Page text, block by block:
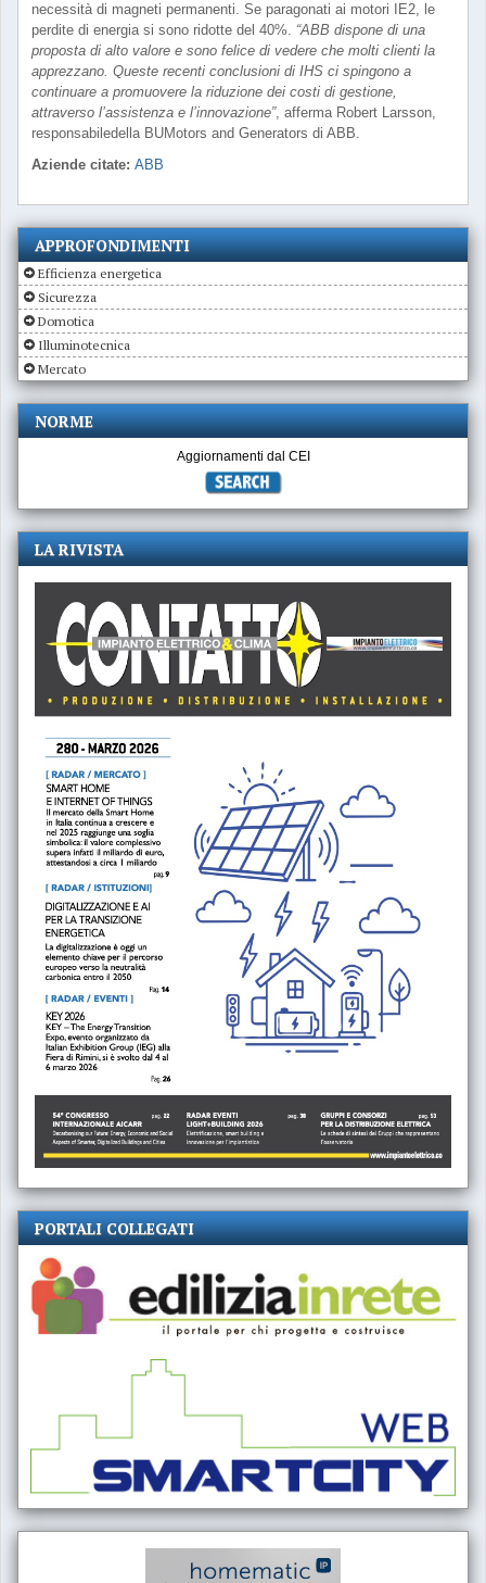
necessità di magneti permanenti. Se paragonati ai motori IE2, le
perdite di energia si sono ridotte del 40%. “ABB dispone di una
proposta di alto valore e sono felice di vedere che molti clienti la
apprezzano. Queste recenti conclusioni di IHS ci spingono a
continuare a promuovere la riduzione dei costi di gestione,
attraverso l’assistenza e l’innovazione”, afferma Robert Larsson,
responsabiledella BUMotors and Generators di ABB.
Aziende citate: ABB
APPROFONDIMENTI
Efficienza energetica
Sicurezza
Domotica
Illuminotecnica
Mercato
NORME
Aggiornamenti dal CEI
LA RIVISTA
PORTALI COLLEGATI